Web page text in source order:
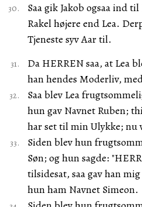
Saa gik Jakob ogsaa ind
Rakel højere end Lea.
Tjeneste syv Aar til.
Da HERREN saa, at Lea
han hendes Moderliv,
Saa blev Lea
hun gav Navnet Ruben;
har set til min Ulykke; nu
Siden blev hun
Søn; og hun sagde:
tilsidesat, saa gav han
hun ham Navnet Simeon.